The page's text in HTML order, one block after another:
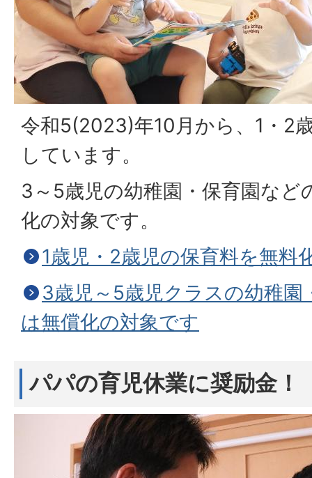
令和5(2023)年10月から、1・2
しています。
3～5歳児の幼稚園・保育園など
化の対象です。
1歳児・2歳児の保育料を無料
3歳児～5歳児クラスの幼稚園
は無償化の対象です
パパの育児休業に奨励金！